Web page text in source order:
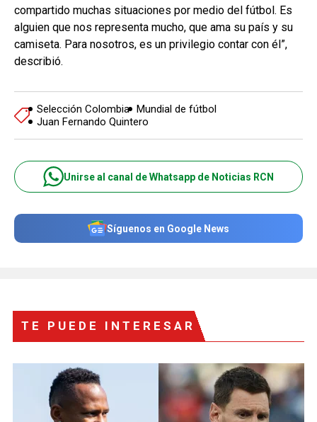
compartido muchas situaciones por medio del fútbol. Es
alguien que nos representa mucho, que ama su país y su
camiseta. Para nosotros, es un privilegio contar con él”,
describió.
Selección Colombia Mundial de fútbol
Juan Fernando Quintero
Unirse al canal de Whatsapp de Noticias RCN
Síguenos en Google News
TE PUEDE INTERESAR